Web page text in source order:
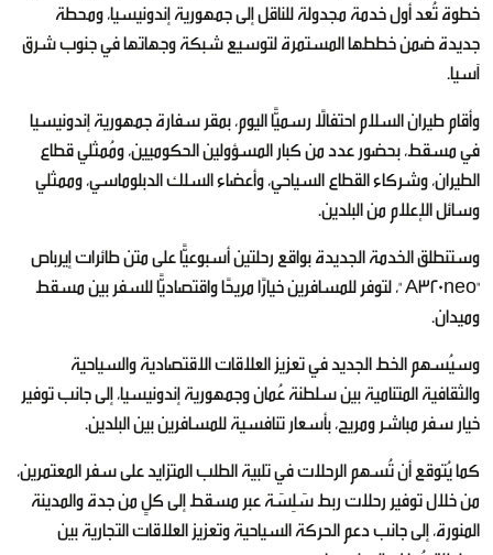
خطوة تُعد أول خدمة مجدولة للناقل إلى جمهورية إندونيسيا، ومحطة
جديدة ضمن خططها المستمرة لتوسيع شبكة وجهاتها في جنوب شرق
آسيا.
وأقام طيران السلام احتفالًا رسميًّا اليوم، بمقر سفارة جمهورية إندونيسيا
في مسقط، بحضور عدد من كبار المسؤولين الحكوميين، ومُمثلي قطاع
الطيران، وشركاء القطاع السياحي، وأعضاء السلك الدبلوماسي، وممثلي
وسائل الإعلام من البلدين.
وستنطلق الخدمة الجديدة بواقع رحلتين أسبوعيًّا على متن طائرات إيرباص
"A320neo "، لتوفر للمسافرين خيارًا مريحًا واقتصاديًّا للسفر بين مسقط
وميدان.
وسيُسهم الخط الجديد في تعزيز العلاقات الاقتصادية والسياحية
والثقافية المتنامية بين سلطنة عُمان وجمهورية إندونيسيا، إلى جانب توفير
خيار سفر مباشر ومريح، بأسعار تنافسية للمسافرين بين البلدين.
كما يُتوقع أن تُسهم الرحلات في تلبية الطلب المتزايد على سفر المعتمرين،
من خلال توفير رحلات ربط سَلِسَة عبر مسقط إلى كلٍ من جدة والمدينة
المنورة، إلى جانب دعم الحركة السياحية وتعزيز العلاقات التجارية بين